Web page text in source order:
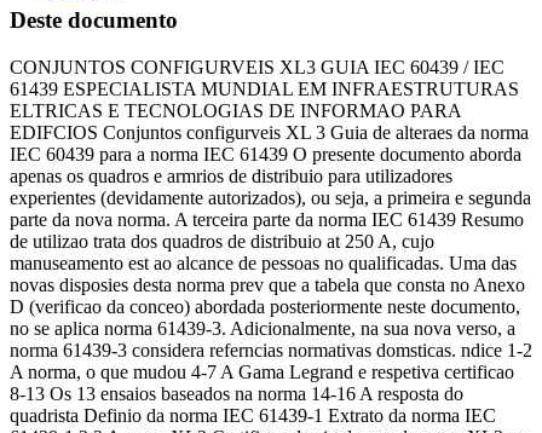
Deste documento
CONJUNTOS CONFIGURVEIS XL3 GUIA IEC 60439 / IEC
61439 ESPECIALISTA MUNDIAL EM INFRAESTRUTURAS
ELTRICAS E TECNOLOGIAS DE INFORMAO PARA
EDIFCIOS Conjuntos configurveis XL 3 Guia de alteraes da norma
IEC 60439 para a norma IEC 61439 O presente documento aborda
apenas os quadros e armrios de distribuio para utilizadores
experientes (devidamente autorizados), ou seja, a primeira e segunda
parte da nova norma. A terceira parte da norma IEC 61439 Resumo
de utilizao trata dos quadros de distribuio at 250 A, cujo
manuseamento est ao alcance de pessoas no qualificadas. Uma das
novas disposies desta norma prev que a tabela que consta no Anexo
D (verificao da conceo) abordada posteriormente neste documento,
no se aplica norma 61439-3. Adicionalmente, na sua nova verso, a
norma 61439-3 considera referncias normativas domsticas. ndice 1-2
A norma, o que mudou 4-7 A Gama Legrand e respetiva certificao
8-13 Os 13 ensaios baseados na norma 14-16 A resposta do
quadrista Definio da norma IEC 61439-1 Extrato da norma IEC